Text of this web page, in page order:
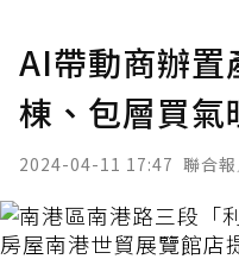
AI帶動商辦置
棟、包層買氣
2024-04-11 17:47 聯合